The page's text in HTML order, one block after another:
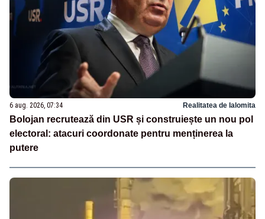
6 aug. 2026, 07:34 Realitatea de Ialomita
Bolojan recrutează din USR și construiește un nou pol
electoral: atacuri coordonate pentru menținerea la
putere